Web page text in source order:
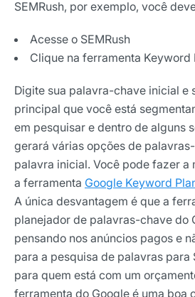
SEMRush, por exemplo, você
Acesse o SEMRush
Clique na ferramenta Keyword
Digite sua palavra-chave inicial e
principal que você está
em pesquisar e dentro de alguns
gerará várias opções de
palavra inicial. Você pode fazer a
a ferramenta Google Keyword
A única desvantagem é que a
planejador de palavras-chave do
pensando nos anúncios pagos e
para a pesquisa de palavras para
para quem está com um
ferramenta do Google é uma boa
digital que valem a leitura.
Nome
E-mail
Selecione sua área de atuação
*Ao assinar nossa newsletter, você
nossas comunicações e está de
Políticas de Privacidade
Assinar